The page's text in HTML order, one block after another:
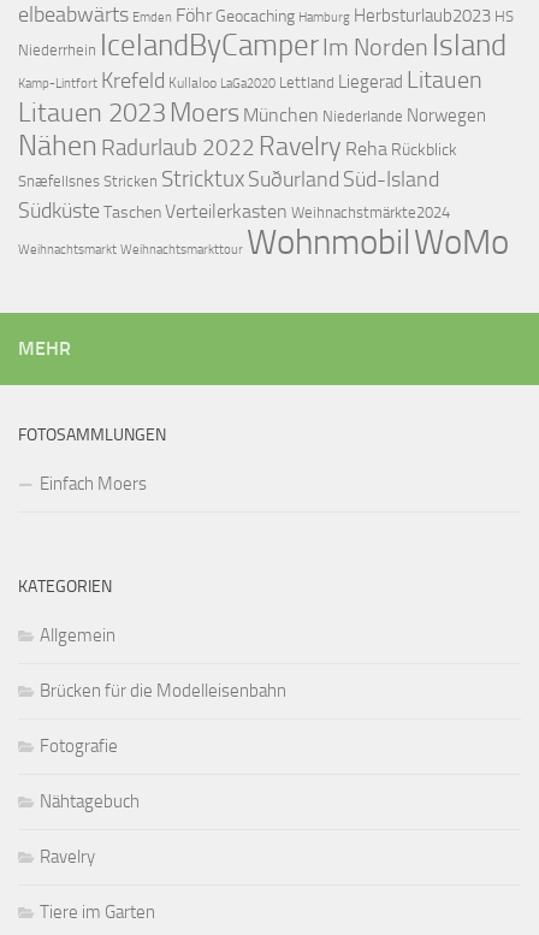
elbeabwärts Emden Föhr Geocaching Hamburg Herbsturlaub2023 HS
Niederrhein IcelandByCamperIm Norden Island
Kamp-Lintfort Krefeld Kullaloo LaGa2020 Lettland Liegerad Litauen
Litauen 2023 Moers München Niederlande Norwegen
Nähen Radurlaub 2022 Ravelry Reha Rückblick
Snæfellsnes Stricken StricktuxSuðurland Süd-Island
Südküste TaschenVerteilerkasten Weihnachstmärkte2024
Weihnachtsmarkt Weihnachtsmarkttour WohnmobilWoMo
MEHR
FOTOSAMMLUNGEN
Einfach Moers
KATEGORIEN
Allgemein
Brücken für die Modelleisenbahn
Fotografie
Nähtagebuch
Ravelry
Tiere im Garten